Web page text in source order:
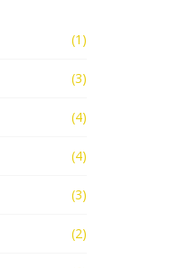
(1)
(3)
(4)
(4)
(3)
(2)